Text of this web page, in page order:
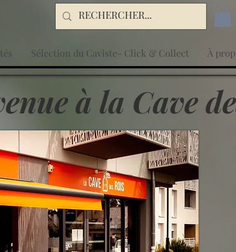
Sélection du Caviste- Click & Collect À
à la Cave